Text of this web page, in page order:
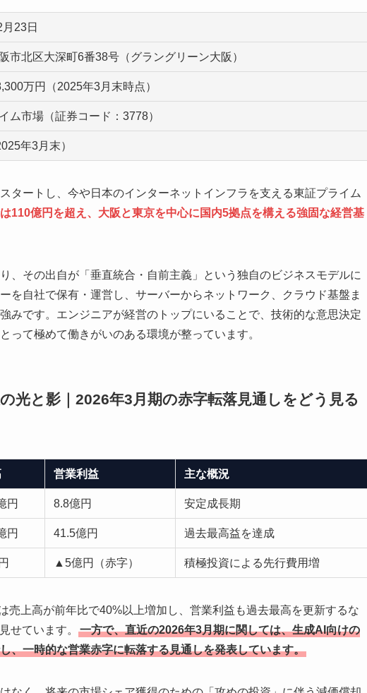
23日
市北区大深町6番38号（グラングリーン大阪）
万円（2025年3月末時点）
ム市場（証券コード：3778）
年3月末）
タートし、今や日本のインターネットインフラを支える東証プライム
110億円を超え、大阪と東京を中心に国内5拠点を構える強固な経営基
、その出自が「垂直統合・自前主義」という独自のビジネスモデルに
を自社で保有・運営し、サーバーからネットワーク、クラウド基盤ま
みです。エンジニアが経営のトップにいることで、技術的な意思決定
って極めて働きがいのある環境が整っています。
光と影｜2026年3月期の赤字転落見通しをどう見る
営業利益 主な概況
円 8.8億円 安定成長期
円 41.5億円 過去最高益を達成
▲5億円（赤字） 積極投資による先行費用増
売上高が前年比で40%以上増加し、営業利益も過去最高を更新するな
せています。
一方で、直近の2026年3月期に関しては、生成AI向けの
、一時的な営業赤字に転落する見通しを発表しています。